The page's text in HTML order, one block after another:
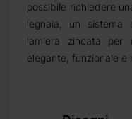
possibile richiedere
legnaia, un
lamiera zincata per
elegante, funzionale e